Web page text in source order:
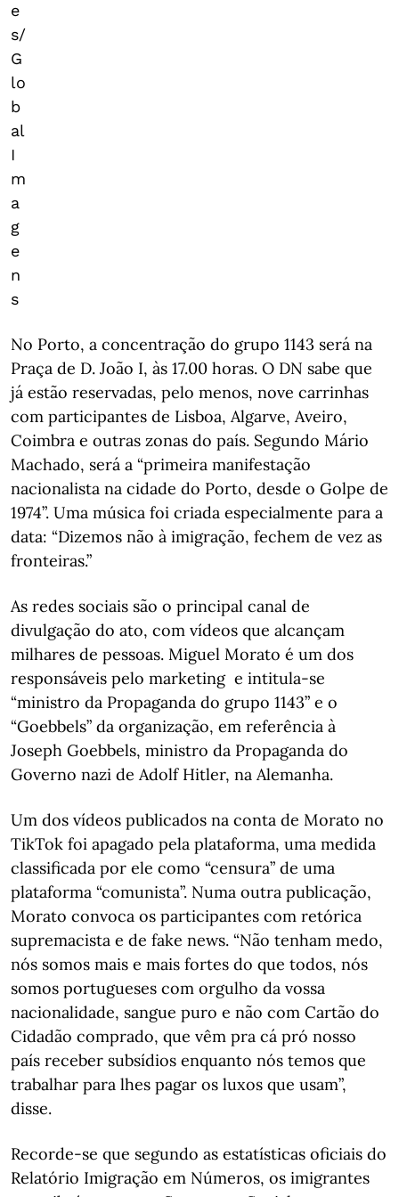
e
s/
G
lo
b
al
I
m
a
g
e
n
s
No Porto, a concentração do grupo 1143 será na
Praça de D. João I, às 17.00 horas. O DN sabe que
já estão reservadas, pelo menos, nove carrinhas
com participantes de Lisboa, Algarve, Aveiro,
Coimbra e outras zonas do país. Segundo Mário
Machado, será a “primeira manifestação
nacionalista na cidade do Porto, desde o Golpe de
1974”. Uma música foi criada especialmente para a
data: “Dizemos não à imigração, fechem de vez as
fronteiras.”
As redes sociais são o principal canal de
divulgação do ato, com vídeos que alcançam
milhares de pessoas. Miguel Morato é um dos
responsáveis pelo marketing e intitula-se
“ministro da Propaganda do grupo 1143” e o
“Goebbels” da organização, em referência à
Joseph Goebbels, ministro da Propaganda do
Governo nazi de Adolf Hitler, na Alemanha.
Um dos vídeos publicados na conta de Morato no
TikTok foi apagado pela plataforma, uma medida
classificada por ele como “censura” de uma
plataforma “comunista”. Numa outra publicação,
Morato convoca os participantes com retórica
supremacista e de fake news. “Não tenham medo,
nós somos mais e mais fortes do que todos, nós
somos portugueses com orgulho da vossa
nacionalidade, sangue puro e não com Cartão do
Cidadão comprado, que vêm pra cá pró nosso
país receber subsídios enquanto nós temos que
trabalhar para lhes pagar os luxos que usam”,
disse.
Recorde-se que segundo as estatísticas oficiais do
Relatório Imigração em Números, os imigrantes